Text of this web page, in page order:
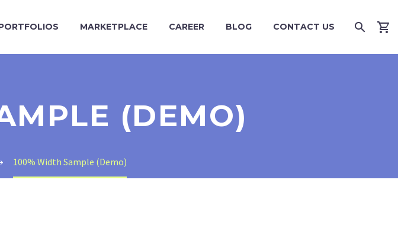
MARKETPLACE CAREER BLOG CONTACT US
(DEMO)
100% Width Sample (Demo)